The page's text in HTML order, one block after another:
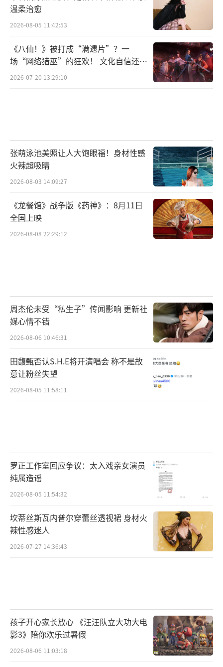
温柔治愈
2026-08-05 11:42:53
《八仙！》被打成“满遗片”？一
场“网络猎巫”的狂欢！ 文化自信还是
焦虑？
2026-07-20 13:29:10
张萌泳池美照让人大饱眼福！身材性感
火辣超吸睛
2026-08-03 14:09:27
《龙餐馆》战争版《药神》：8月11日
全国上映
2026-08-08 22:29:12
周杰伦未受“私生子”传闻影响 更新社
媒心情不错
2026-08-06 10:46:31
田馥甄否认S.H.E将开演唱会 称不是故
意让粉丝失望
2026-08-05 11:58:11
罗正工作室回应争议：太入戏亲女演员
纯属造谣
2026-08-05 11:54:32
坎蒂丝斯瓦内普尔穿蕾丝透视裙 身材火
辣性感迷人
2026-07-27 14:36:43
孩子开心家长放心 《汪汪队立大功大电
影3》陪你欢乐过暑假
2026-08-06 11:03:18